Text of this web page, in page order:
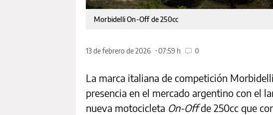
Morbidelli On-Off de 250cc
13 de febrero de 2026 07:59 h 0
La marca italiana de competición
presencia en el mercado argentino con el
nueva motocicleta On-Offde 250cc que